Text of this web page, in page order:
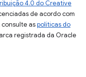
4.0 do Creative
de acordo com
consulte aspolíticas do
registrada da Oracle